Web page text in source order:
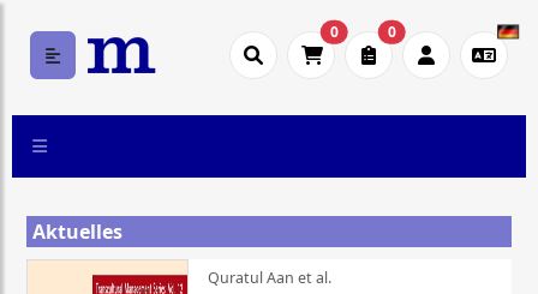
0 0
Aktuelles
Quratul Aan et al.